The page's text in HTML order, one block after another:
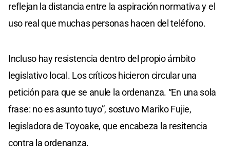
reflejan la distancia entre la aspiración normativa y el
uso real que muchas personas hacen del teléfono.
Incluso hay resistencia dentro del propio ámbito
legislativo local. Los críticos hicieron circular una
petición para que se anule la ordenanza. “En una sola
frase: no es asunto tuyo”, sostuvo Mariko Fujie,
legisladora de Toyoake, que encabeza la resitencia
contra la ordenanza.